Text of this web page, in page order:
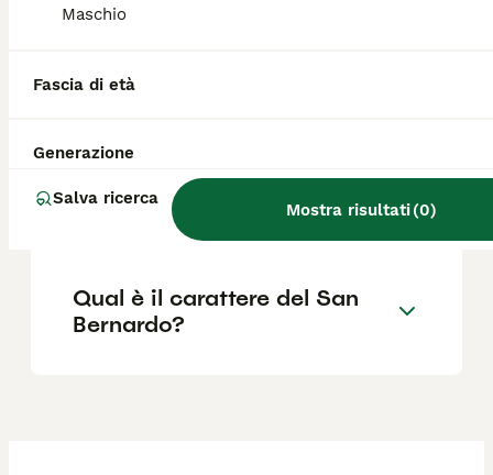
Maschio
Fascia di età
Generazione
Salva ricerca
Mostra risultati(0)
Quali sono i pro e i contro
Quanto costa un cane San
Bernardo?
Qual è il carattere del San
Bernardo?